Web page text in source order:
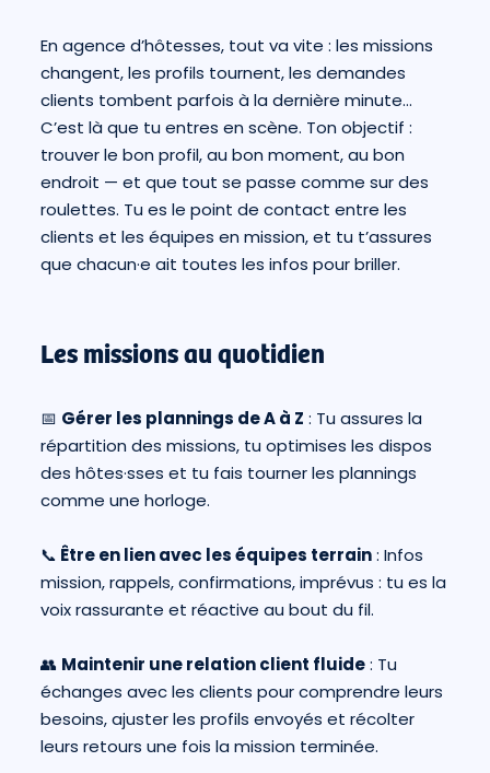
En agence d’hôtesses, tout va vite : les missions
changent, les profils tournent, les demandes
clients tombent parfois à la dernière minute…
C’est là que tu entres en scène. Ton objectif :
trouver le bon profil, au bon moment, au bon
endroit — et que tout se passe comme sur des
roulettes. Tu es le point de contact entre les
clients et les équipes en mission, et tu t’assures
que chacun·e ait toutes les infos pour briller.
Les missions au quotidien
📅 Gérer les plannings de A à Z : Tu assures la
répartition des missions, tu optimises les dispos
des hôtes·sses et tu fais tourner les plannings
comme une horloge.
📞 Être en lien avec les équipes terrain: Infos
mission, rappels, confirmations, imprévus : tu es la
voix rassurante et réactive au bout du fil.
👥 Maintenir une relation client fluide: Tu
échanges avec les clients pour comprendre leurs
besoins, ajuster les profils envoyés et récolter
leurs retours une fois la mission terminée.